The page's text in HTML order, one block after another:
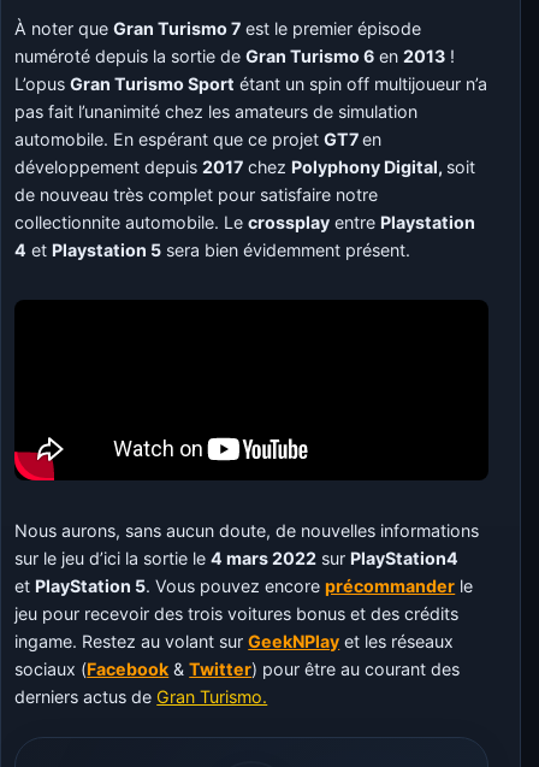
À noter queGran Turismo 7 est le premier épisode
numéroté depuis la sortie deGran Turismo 6 en2013 !
L’opusGran Turismo Sport étant un spin off multijoueur n’a
pas fait l’unanimité chez les amateurs de simulation
automobile. En espérant que ce projetGT7en
développement depuis2017 chez Polyphony Digital, soit
de nouveau très complet pour satisfaire notre
collectionnite automobile. Lecrossplay entre Playstation
4 et Playstation 5 sera bien évidemment présent.
Nous aurons, sans aucun doute, de nouvelles informations
sur le jeu d’ici la sortie le4 mars 2022 sur PlayStation4
et PlayStation 5. Vous pouvez encoreprécommander le
jeu pour recevoir des trois voitures bonus et des crédits
ingame. Restez au volant surGeekNPlay et les réseaux
sociaux (Facebook &Twitter) pour être au courant des
derniers actus de Gran Turismo.